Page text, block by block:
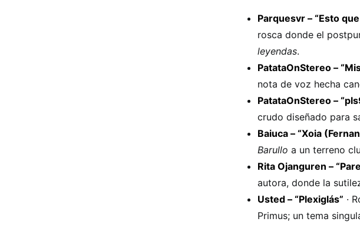
Parquesvr – “Esto
rosca donde el
leyendas.
PatataOnStereo –
nota de voz hecha
PatataOnStereo –
crudo diseñado para
Baiuca – “Xoia
Barullo a un terreno
Rita Ojanguren –
autora, donde la
Usted – “Plexiglás” ·
Primus; un tema